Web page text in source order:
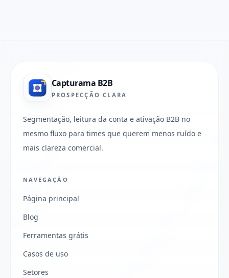
Capturama B2B
PROSPECÇÃO CLARA
Segmentação, leitura da conta e ativação B2B no
mesmo fluxo para times que querem menos ruído e
mais clareza comercial.
NAVEGAÇÃO
Página principal
Blog
Ferramentas grátis
Casos de uso
Setores